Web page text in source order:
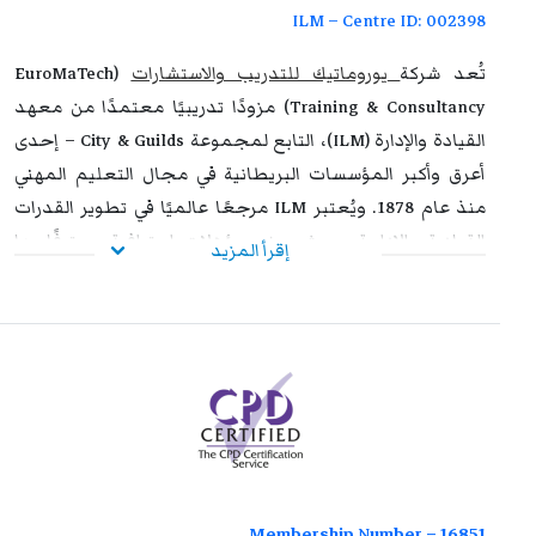
ILM – Centre ID: 002398
تُعد شركة يوروماتيك للتدريب والاستشارات
(EuroMaTech
Training & Consultancy) مزودًا تدريبيًا معتمدًا من معهد
القيادة والإدارة (ILM)، التابع لمجموعة City & Guilds – إحدى
أعرق وأكبر المؤسسات البريطانية في مجال التعليم المهني
منذ عام 1878. ويُعتبر ILM مرجعًا عالميًا في تطوير القدرات
القيادية والإدارية، حيث يمنح مؤهلات احترافية معترفًا بها
برامج تدريبية متوافقة مع أحدث المعايير الدولية، تسهم في
تمكين المشاركين من اكتساب مهارات قيادية وإدارية متقدمة
تساعدهم على تحقيق نتائج ملموسة داخل مؤسساتهم. وتوفر
والتطبيق العملي، بإشراف نخبة من الخبراء والمتخصصين في
إقرأ المزيد